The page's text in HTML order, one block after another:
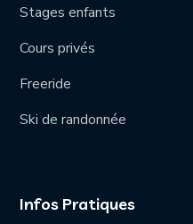
Stages enfants
Cours privés
Freeride
Ski de randonnée
Infos Pratiques